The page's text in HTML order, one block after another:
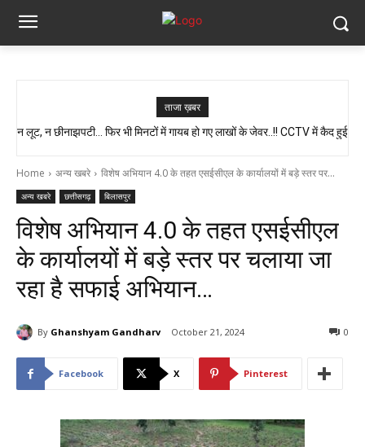
ताजा ख़बर
स्वास्थ्य मंत्री श्याम बिहारी जायसवाल का बड़ा बयान, कहा- प्रदेश में कोई भी झोलाछाप
न लूट, न छीनाझपटी… फिर भी मिनटों में गायब हो गए लाखों के जेवर..!! CCTV में कैद हुई
Home अन्य खबरे विशेष अभियान 4.0 के तहत एसईसीएल के कार्यालयों में बड़े स्तर पर...
अन्य खबरे छत्तीसगढ़ बिलासपुर
विशेष अभियान 4.0 के तहत एसईसीएल
के कार्यालयों में बड़े स्तर पर चलाया जा
रहा है सफाई अभियान…
By Ghanshyam Gandharv October 21, 2024 0
Facebook X Pinterest